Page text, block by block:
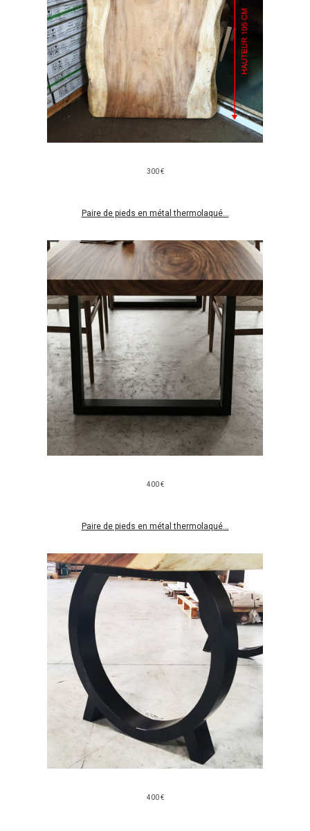
300 €
Paire de pieds en métal thermolaqué...
400 €
Paire de pieds en métal thermolaqué...
400 €